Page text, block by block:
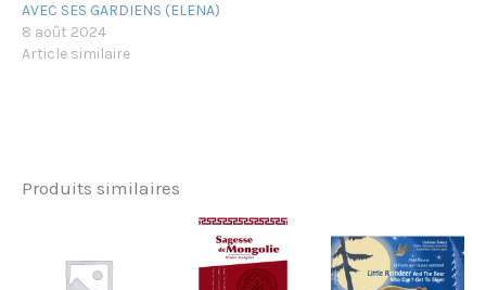
AVEC SES GARDIENS (ELENA)
8 août 2024
Article similaire
Produits similaires